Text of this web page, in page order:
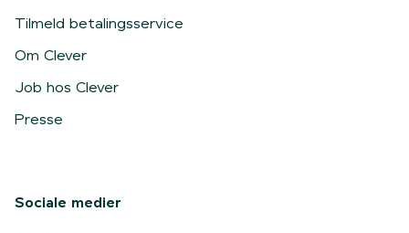
Tilmeld betalingsservice
Om Clever
Job hos Clever
Presse
Sociale medier